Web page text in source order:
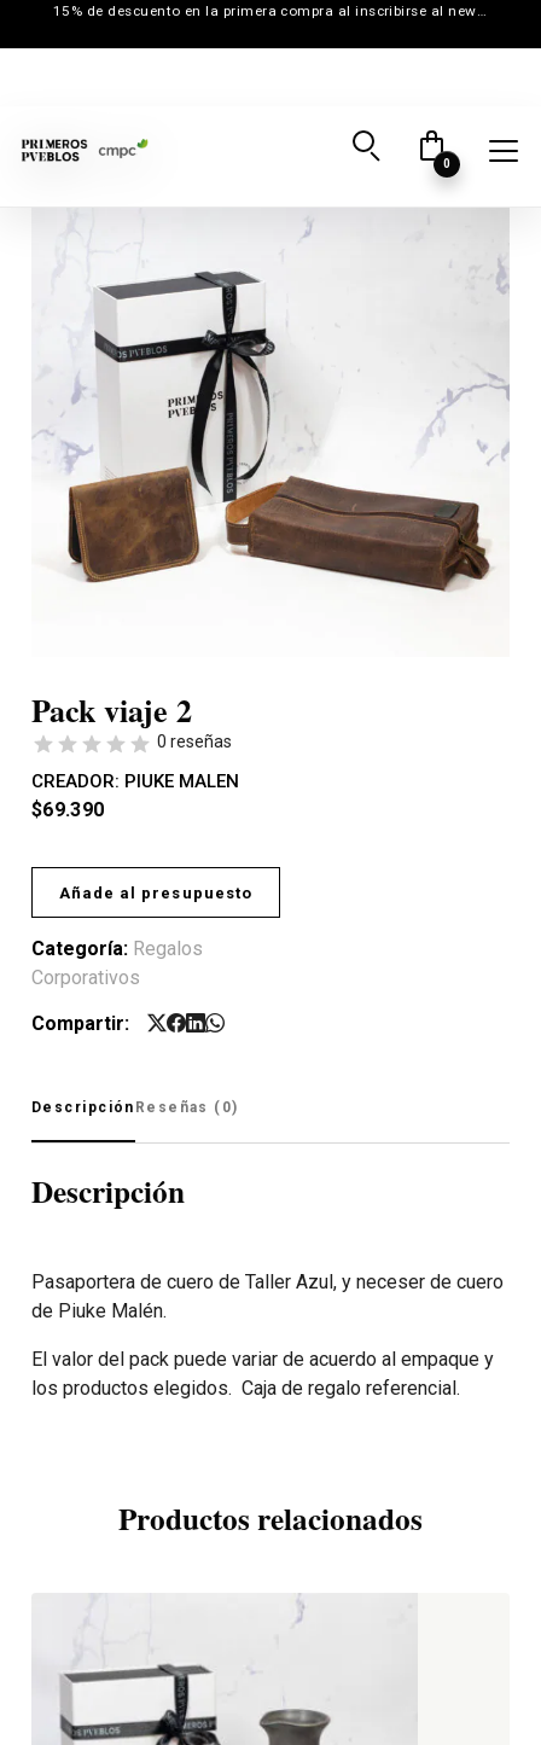
15% de descuento en la primera compra al inscribirse al newsletter
0
Pack viaje 2
0 reseñas
CREADOR: PIUKE MALEN
$69.390
Añade al presupuesto
Categoría: Regalos
Corporativos
Compartir:
Descripción Reseñas (0)
Descripción
Pasaportera de cuero de Taller Azul, y neceser de cuero
de Piuke Malén.
El valor del pack puede variar de acuerdo al empaque y
los productos elegidos. Caja de regalo referencial.
Productos relacionados